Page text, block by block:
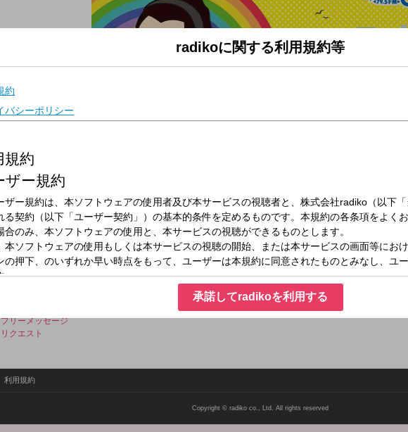
放送局
放送時間
2026年6月3日（水）17:50～18:00
番組名
エネクル presents まいにちザキヤマ
エビカレンダー 岡崎修平さんと、たいへいさんと、ザキヤマにおたより
i☆Ris 山北早紀さん 若井友希さんとザキヤマにおたより
フリーメッセージ
リクエスト
利用規約
Copyright © radiko co., Ltd. All rights reserved
radikoに関する利用規約等
承諾してradikoを利用する